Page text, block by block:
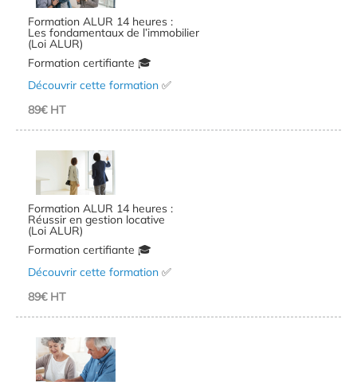
Formation ALUR 14 heures :
Les fondamentaux de l’immobilier
(Loi ALUR)
Formation certifiante 🎓
Découvrir cette formation ✅
89€ HT
Formation ALUR 14 heures :
Réussir en gestion locative
(Loi ALUR)
Formation certifiante 🎓
Découvrir cette formation ✅
89€ HT